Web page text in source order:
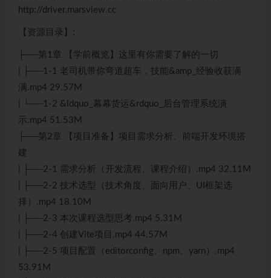
http://driver.marsview.cc
【资源目录】:
├──第1章 【学前概览】这里有你需要了解的一切
| ├──1-1 老司机带你弯道超车，技能&amp_经验收获满
满.mp4 29.57M
| └──1-2 &ldquo_幕幕货运&rdquo_后台管理系统演
示.mp4 51.53M
├──第2章 【项目准备】项目需求分析、前端开发环境搭
建
| ├──2-1 需求分析（开发流程、课程介绍）.mp4 32.11M
| ├──2-2 技术选型（技术角度、面向用户、UI框架选
择）.mp4 18.10M
| ├──2-3 本次课程选型思考.mp4 5.31M
| ├──2-4 创建Vite项目.mp4 44.57M
| ├──2-5 项目配置（editorconfig、npm、yarn）.mp4
53.91M